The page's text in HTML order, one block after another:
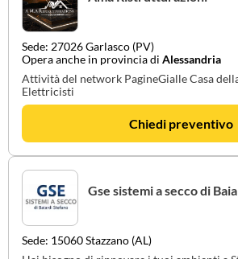
Sede: 27026 Garlasco (PV)
Opera anche in provincia di Alessandria
Attività del network PagineGialle Casa
Elettricisti
Chiedi preventivo
Gse sistemi a secco di
Sede: 15060 Stazzano (AL)